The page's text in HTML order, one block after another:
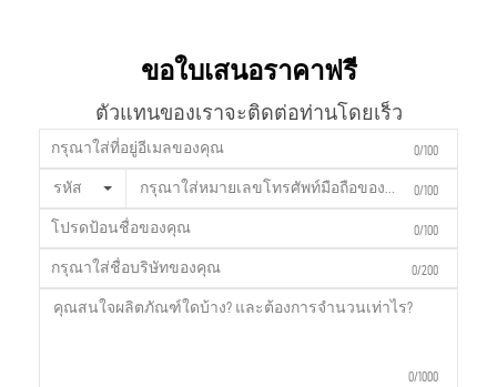
ขอใบเสนอราคาฟรี
ตัวแทนของเราจะติดต่อท่านโดยเร็ว
0/100
รหัส 0/100
0/100
0/200
0/1000